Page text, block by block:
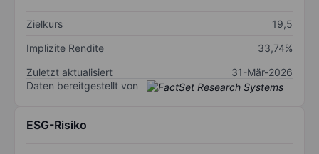
Zielkurs
19,5
Implizite Rendite
33,74%
Zuletzt aktualisiert
31-Mär-2026
Daten bereitgestellt von
ESG-Risiko